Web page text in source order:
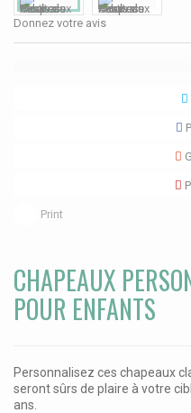
Donnez votre avis
Print
CHAPEAUX
POUR ENFANTS
Personnalisez ces chapeaux
seront sûrs de plaire à votre
ans.